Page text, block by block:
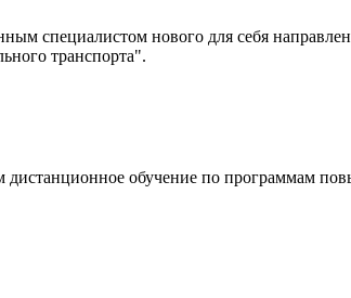
специалистом нового для себя
транспорта".
обучение по программам